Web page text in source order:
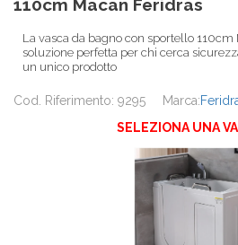
110cm Macan Feridras
La vasca da bagno con sportello 110cm
soluzione perfetta per chi cerca
un unico prodotto
Cod. Riferimento: 9295 Marca:
SELEZIONA UNA